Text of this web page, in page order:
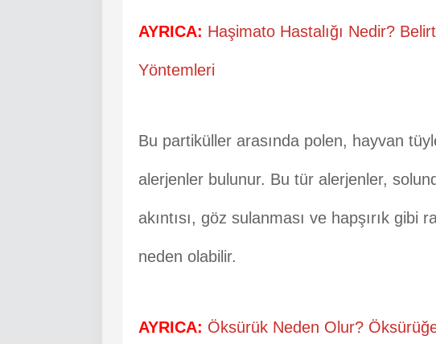
AYRICA: Haşimato Hastalığı Nedir?
Yöntemleri
Bu partiküller arasında polen, hayvan
alerjenler bulunur. Bu tür alerjenler,
akıntısı, göz sulanması ve hapşırık gibi
neden olabilir.
AYRICA: Öksürük Neden Olur?